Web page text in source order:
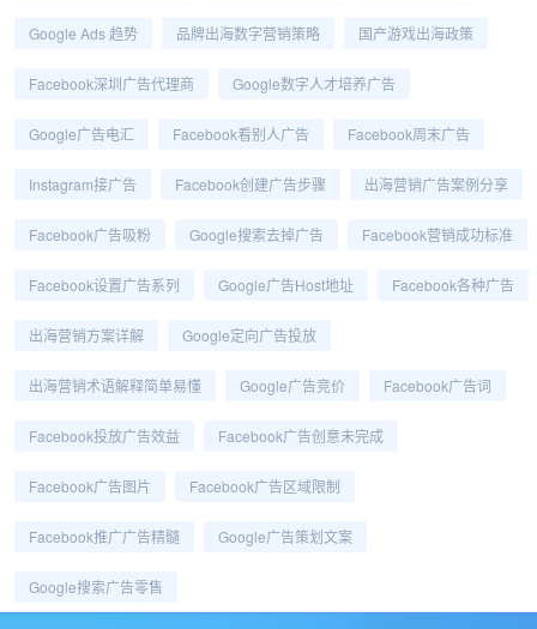
Google Ads 趋势 品牌出海数字营销策略 国产游戏出海政策
Facebook深圳广告代理商 Google数字人才培养广告
Google广告电汇 Facebook看别人广告 Facebook周末广告
Instagram接广告 Facebook创建广告步骤 出海营销广告案例分享
Facebook广告吸粉 Google搜索去掉广告 Facebook营销成功标准
Facebook设置广告系列 Google广告host地址 Facebook各种广告
出海营销方案详解 Google定向广告投放
出海营销术语解释简单易懂 Google广告竞价 Facebook广告词
Facebook投放广告效益 Facebook广告创意未完成
Facebook广告图片 Facebook广告区域限制
Facebook推广广告精髓 Google广告策划文案
Google搜索广告零售